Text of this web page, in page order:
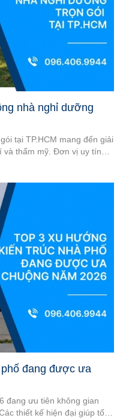
nhà nghỉ dưỡng
tại TP.HCM mang đến giải
và thẩm mỹ. Đơn vị uy tín
mô hình kinh doanh.
đang được ưa
đang ưu tiên không gian
thiết kế hiện đại giúp tối